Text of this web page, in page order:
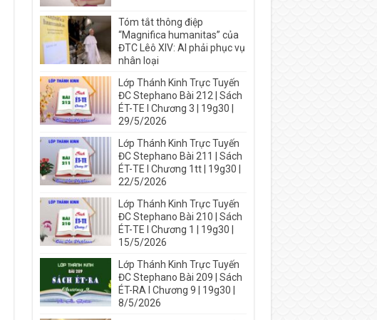
Tóm tắt thông điệp
“Magnifica humanitas” của
ĐTC Lêô XIV: AI phải phục vụ
nhân loại
Lớp Thánh Kinh Trực Tuyến
ĐC Stephano Bài 212 | Sách
ÉT-TE I Chương 3 | 19g30 |
29/5/2026
Lớp Thánh Kinh Trực Tuyến
ĐC Stephano Bài 211 | Sách
ÉT-TE I Chương 1tt | 19g30 |
22/5/2026
Lớp Thánh Kinh Trực Tuyến
ĐC Stephano Bài 210 | Sách
ÉT-TE I Chương 1 | 19g30 |
15/5/2026
Lớp Thánh Kinh Trực Tuyến
ĐC Stephano Bài 209 | Sách
ÉT-RA I Chương 9 | 19g30 |
8/5/2026